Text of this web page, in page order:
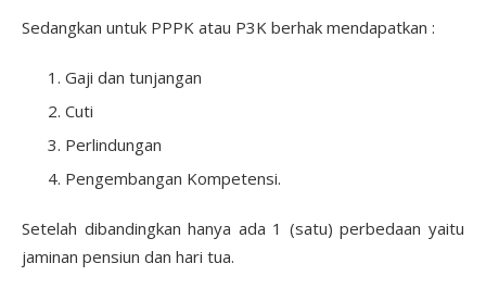
Sedangkan untuk PPPK atau P3K berhak mendapatkan :
Gaji dan tunjangan
Cuti
Perlindungan
Pengembangan Kompetensi.
Setelah dibandingkan hanya ada 1 (satu) perbedaan yaitu
jaminan pensiun dan hari tua.